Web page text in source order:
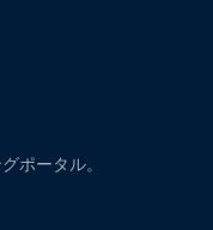
ポータル。